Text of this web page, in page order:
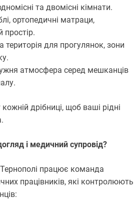
та двомісні кімнати.
ортопедичні матраци,
простір.
територія для прогулянок, зони
атмосфера серед мешканців
дрібниці, щоб ваші рідні
і медичний супровід?
працює команда
працівників, які контролюють